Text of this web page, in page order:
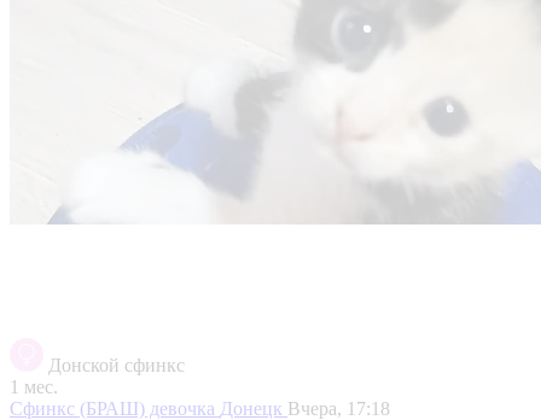
Донской сфинкс
1 мес.
Сфинкс (БРАШ) девочка Донецк Вчера, 17:18